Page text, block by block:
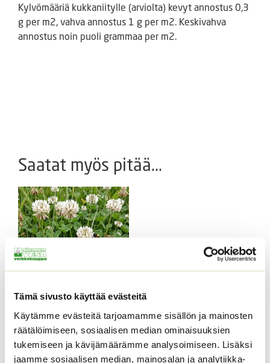
Tämä sivusto käyttää evästeitä
Käytämme evästeitä tarjoamamme sisällön ja mainosten
räätälöimiseen, sosiaalisen median ominaisuuksien
tukemiseen ja kävijämäärämme analysoimiseen. Lisäksi
jaamme sosiaalisen median, mainosalan ja analytiikka-
Kylvömääriä kukkaniitylle (arviolta) kevyt annostus 0,3
g per m2, vahva annostus 1 g per m2. Keskivahva
annostus noin puoli grammaa per m2.
Saatat myös pitää...
Valkoapila 40 g tai 400
g
3,95€ – 14,95€Hintaluokka:
Sisältää
arvonlisäveron